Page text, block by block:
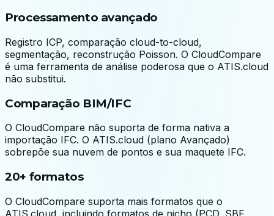
Processamento avançado
Registro ICP, comparação cloud-to-cloud,
segmentação, reconstrução Poisson. O CloudCompare
é uma ferramenta de análise poderosa que o ATIS.cloud
não substitui.
Comparação BIM/IFC
O CloudCompare não suporta de forma nativa a
importação IFC. O ATIS.cloud (plano Avançado)
sobrepõe sua nuvem de pontos e sua maquete IFC.
20+ formatos
O CloudCompare suporta mais formatos que o
ATIS.cloud, incluindo formatos de nicho (PCD, SBF,